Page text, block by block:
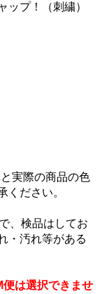
ップ！（刺繍）
実際の商品の色
ください。
、検品はしてお
・汚れ等がある
は選択できませ